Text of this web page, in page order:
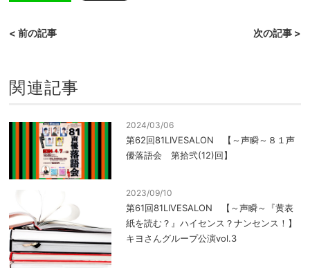
< 前の記事 次の記事 >
関連記事
2024/03/06
第62回81LIVESALON 【～声瞬～８１声
優落語会 第拾弐(12)回】
2023/09/10
第61回81LIVESALON 【～声瞬～『黄表
紙を読む？』ハイセンス？ナンセンス！】
キヨさんグループ公演vol.3